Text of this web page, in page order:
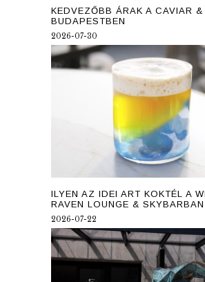
KEDVEZŐBB ÁRAK A CAVIAR &
BUDAPESTBEN
2026-07-30
ILYEN AZ IDEI ART KOKTÉL A
RAVEN LOUNGE & SKYBARBAN
2026-07-22